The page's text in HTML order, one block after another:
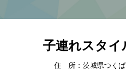
子連れスタイ
住 所：茨城県つく